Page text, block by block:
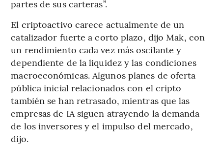
partes de sus carteras”.
El criptoactivo carece actualmente de un
catalizador fuerte a corto plazo, dijo Mak, con
un rendimiento cada vez más oscilante y
dependiente de la liquidez y las condiciones
macroeconómicas. Algunos planes de oferta
pública inicial relacionados con el cripto
también se han retrasado, mientras que las
empresas de IA siguen atrayendo la demanda
de los inversores y el impulso del mercado,
dijo.